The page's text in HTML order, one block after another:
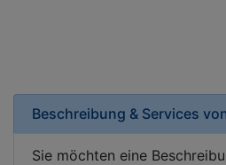
Beschreibung & Services
Sie möchten eine